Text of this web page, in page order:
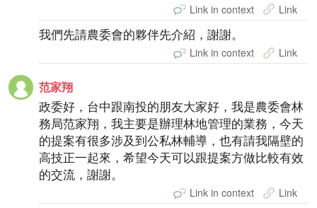
Link in context Link
我們先請農委會的夥伴先介紹，謝謝。
Link in context Link
范家翔
政委好，台中跟南投的朋友大家好，我是農委會林
務局范家翔，我主要是辦理林地管理的業務，今天
的提案有很多涉及到公私林輔導，也有請我隔壁的
高技正一起來，希望今天可以跟提案方做比較有效
的交流，謝謝。
Link in context Link